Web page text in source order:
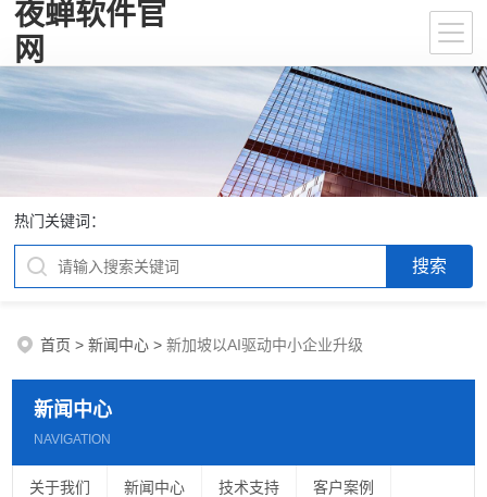
夜蝉软件官
网
热门关键词：
首页 >新闻中心 >新加坡以AI驱动中小企业升级
新闻中心
NAVIGATION
关于我们 新闻中心 技术支持 客户案例